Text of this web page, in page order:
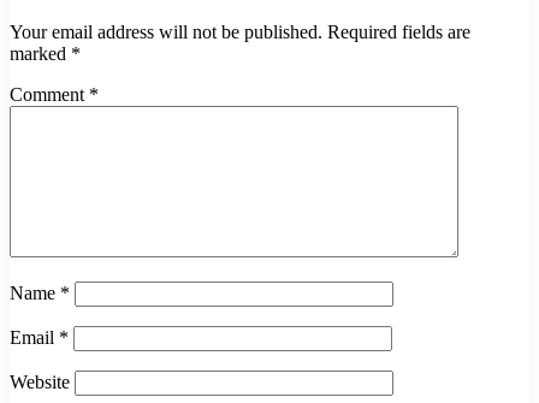
Your email address will not be published. Required fields are
marked *
Comment *
Name *
Email *
Website